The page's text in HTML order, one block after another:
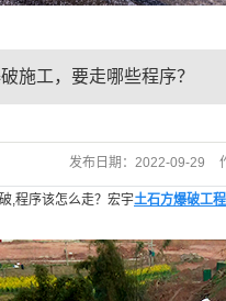
施工，要走哪些程序？
发布日期： 2022-09-29
,程序该怎么走？宏宇土石方爆破工程